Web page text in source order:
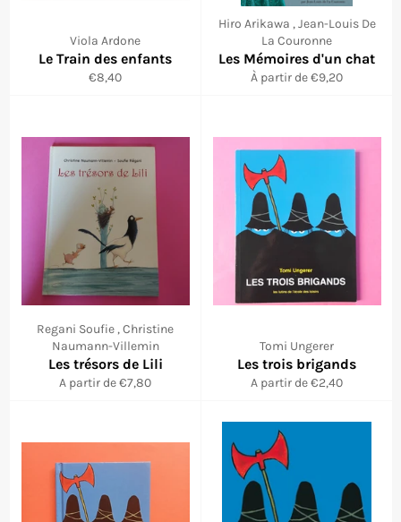
Viola Ardone
Le Train des enfants
Prix
€8,40
Hiro Arikawa , Jean-Louis De
La Couronne
Les Mémoires d'un chat
À partir de €9,20
Regani Soufie , Christine
Naumann-Villemin
Les trésors de Lili
A partir de €7,80
Tomi Ungerer
Les trois brigands
A partir de €2,40